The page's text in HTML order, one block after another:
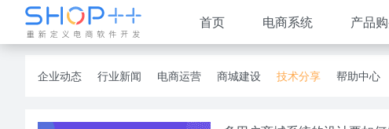
首页 电商系统 产品
企业动态 行业新闻 电商运营 商城建设 技术分享 帮助中心